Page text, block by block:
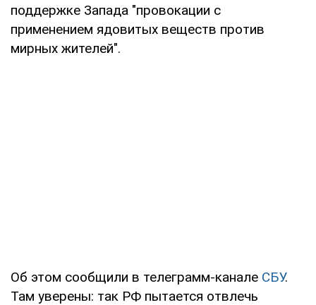
поддержке Запада "провокации с
применением ядовитых веществ против
мирных жителей".
Об этом сообщили в телеграмм-канале СБУ.
Там уверены: так РФ пытается отвлечь